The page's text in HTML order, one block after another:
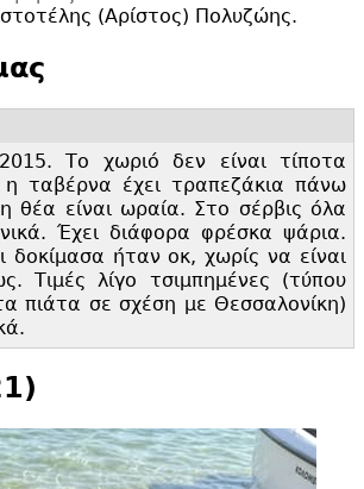
(Αρίστος) Πολυζώης.
Το χωριό δεν είναι τίποτα
ταβέρνα έχει τραπεζάκια πάνω
θέα είναι ωραία. Στο σέρβις όλα
Έχει διάφορα φρέσκα ψάρια.
ήταν οκ, χωρίς να είναι
Τιμές λίγο τσιμπημένες (τύπου
πιάτα σε σχέση με Θεσσαλονίκη)